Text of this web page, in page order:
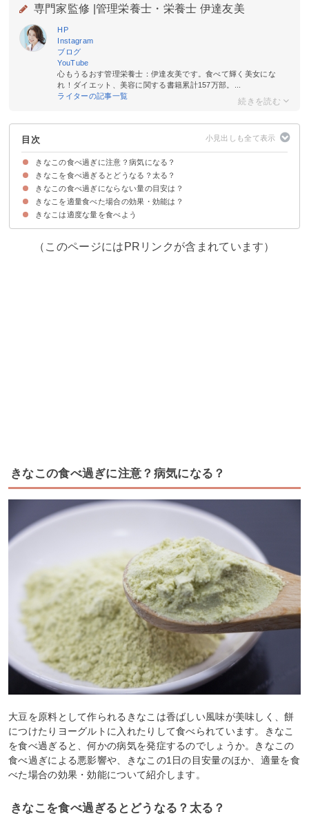
専門家監修 | 管理栄養士・栄養士 伊達友美
HP
Instagram
ブログ
YouTube
心もうるおす管理栄養士：伊達友美です。食べて輝く美女にな
れ！ダイエット、美容に関する書籍累計157万部。...
ライターの記事一覧
目次
きなこの食べ過ぎに注意？病気になる？
きなこを食べ過ぎるとどうなる？太る？
①下痢・腹痛・便秘で気持ち悪い
②ホルモンバランスが乱れて生理不順などを引き起こす可能性がある
③太る
きなこの食べ過ぎにならない量の目安は？
きなこは1日あたりスプーン3杯程度が適量
ただし摂取量を気にし過ぎるのも良くない
きなこを適量食べた場合の効果・効能は？
①便秘解消・ダイエット効果
②食べ過ぎ防止
③骨粗しょう症の予防
④生活習慣病の予防
⑤更年期障害の緩和
⑥認知機能の向上
⑦美肌効果
きなこは適度な量を食べよう
（このページにはPRリンクが含まれています）
きなこの食べ過ぎに注意？病気になる？
大豆を原料として作られるきなこは香ばしい風味が美味しく、餅
につけたりヨーグルトに入れたりして食べられています。きなこ
を食べ過ぎると、何かの病気を発症するのでしょうか。きなこの
食べ過ぎによる悪影響や、きなこの1日の目安量のほか、適量を食
べた場合の効果・効能について紹介します。
きなこを食べ過ぎるとどうなる？太る？